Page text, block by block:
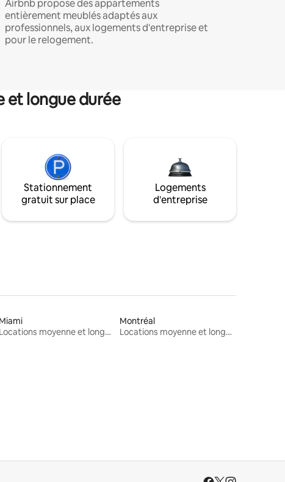
Airbnb propose des appartements
entièrement meublés adaptés aux
professionnels, aux logements d'entreprise et
pour le relogement.
et longue durée
Stationnement
gratuit sur place
Logements
d'entreprise
Miami
Locations moyenne et longue durée
Montréal
Locations moyenne et longue durée